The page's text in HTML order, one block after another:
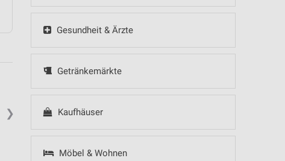
Gesundheit & Ärzte
Getränkemärkte
Kaufhäuser
Möbel & Wohnen
❯